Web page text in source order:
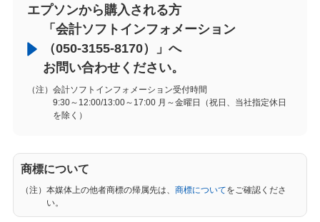
エプソンから購入される方
「会計ソフトインフォメーション
（050-3155-8170）」へ
お問い合わせください。
（注）会計ソフトインフォメーション受付時間
9:30～12:00/13:00～17:00 月～金曜日（祝日、当社指定休日
を除く）
商標について
（注）本媒体上の他者商標の帰属先は、商標についてをご確認くださ
い。